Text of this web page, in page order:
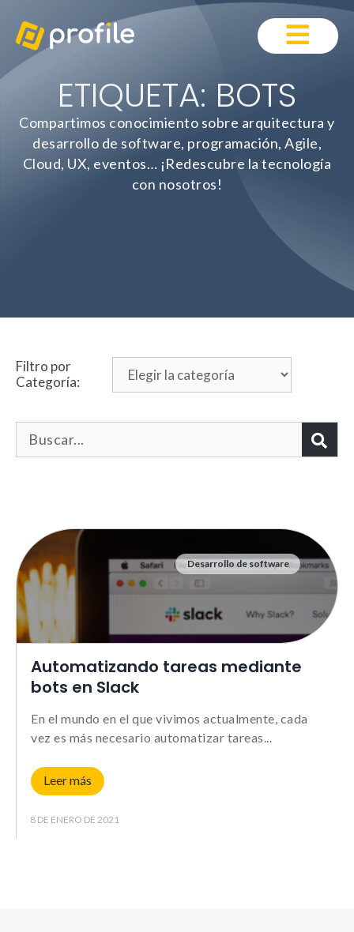
ETIQUETA: BOTS
Compartimos conocimiento sobre arquitectura y
desarrollo de software, programación, Agile,
Cloud, UX, eventos… ¡Redescubre la tecnología
con nosotros!
Filtro por
Categoría:
Desarrollo de software
Automatizando tareas mediante
bots en Slack
En el mundo en el que vivimos actualmente, cada
vez es más necesario automatizar tareas
Leer más
8 DE ENERO DE 2021
Necesarias
Estas cookies no son
necesarias para que
correctamente.
_ga |
Le informamos de que puede
su navegador para bloquear o
sobre estas cookies, sin